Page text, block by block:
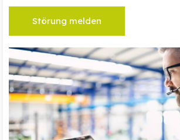
Störung melden